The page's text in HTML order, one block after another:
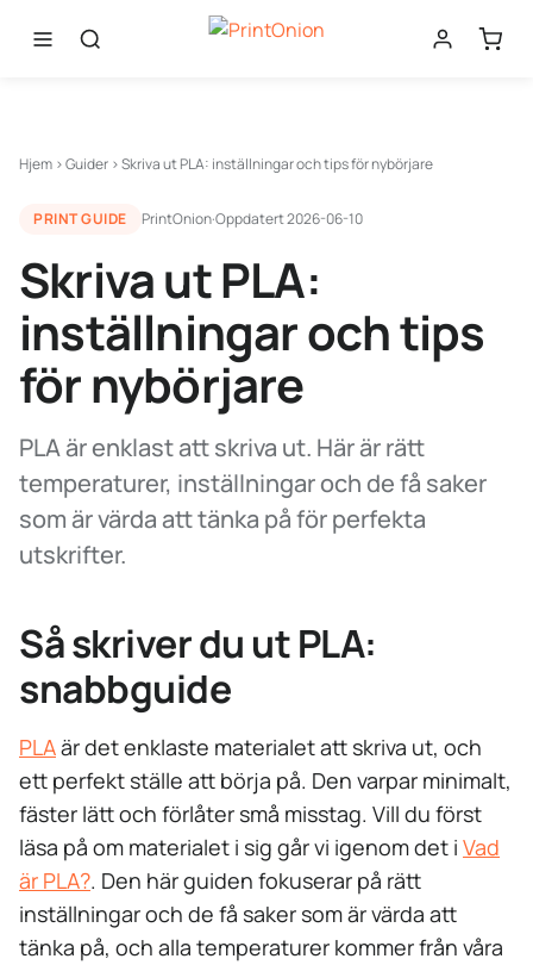
Hjem ›Guider ›Skriva ut PLA: inställningar och tips för nybörjare
PRINT GUIDE PrintOnion·Oppdatert2026-06-10
Skriva ut PLA:
inställningar och tips
för nybörjare
PLA är enklast att skriva ut. Här är rätt
temperaturer, inställningar och de få saker
som är värda att tänka på för perfekta
utskrifter.
Så skriver du ut PLA:
snabbguide
PLAär det enklaste materialet att skriva ut, och
ett perfekt ställe att börja på. Den varpar minimalt,
fäster lätt och förlåter små misstag. Vill du först
läsa på om materialet i sig går vi igenom det i Vad
är PLA?. Den här guiden fokuserar på rätt
inställningar och de få saker som är värda att
tänka på, och alla temperaturer kommer från våra